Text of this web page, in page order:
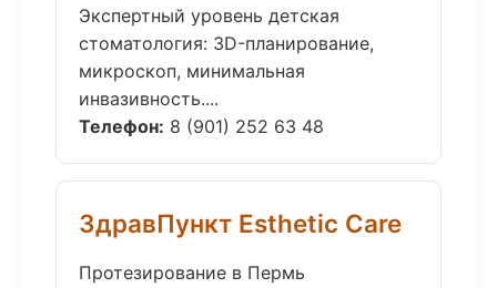
Экспертный уровень детская
стоматология: 3D-планирование,
микроскоп, минимальная
инвазивность....
Телефон: 8 (901) 252 63 48
ЗдравПункт Esthetic Care
Протезирование в Пермь